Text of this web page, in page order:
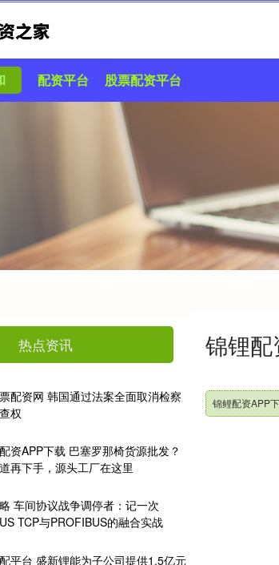
配资平台 股票配资平台
锦锂
锦鲤配资APP
热点资讯
配资网 韩国通过法案全面取消检察
权
资APP下载 巴塞罗那椅货源批发？
再下手，源头工厂在这里
车间协议战争调停者：记一次
TCP与PROFIBUS的融合实战
平台 盛新锂能为子公司提供1.5亿元